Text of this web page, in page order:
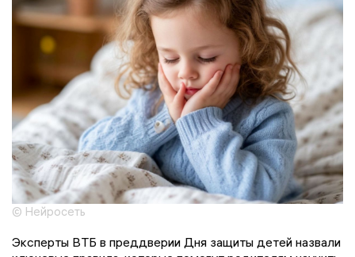
© Нейросеть
Эксперты ВТБ в преддверии Дня защиты детей назвали